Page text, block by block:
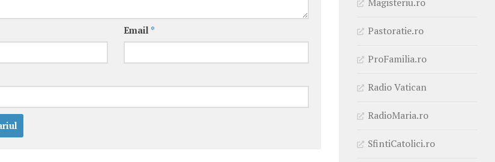
Email * Pastoratie.ro
ProFamilia.ro
Radio Vatican
RadioMaria.ro
SfintiCatolici.ro